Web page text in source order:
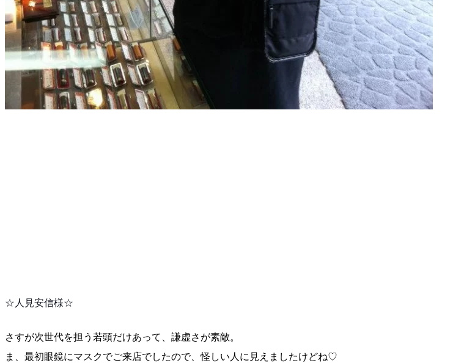
☆人見安信様☆
さすが次世代を担う若頭だけあって、謙虚さが素敵。
ま、最初眼鏡にマスクでご来店でしたので、怪しい人に見 えましたけどね♡